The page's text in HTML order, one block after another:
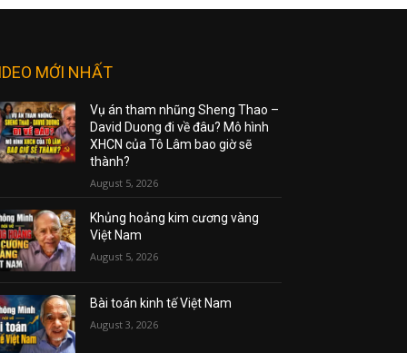
MỚI NHẤT
Vụ án tham nhũng Sheng Thao –
David Duong đi về đâu? Mô hình
XHCN của Tô Lâm bao giờ sẽ
thành?
August 5, 2026
Khủng hoảng kim cương vàng
Việt Nam
August 5, 2026
Bài toán kinh tế Việt Nam
August 3, 2026